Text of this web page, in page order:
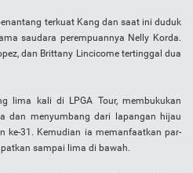
terkuat Kang dan saat ini duduk
saudara perempuannya Nelly Korda.
dan Brittany Lincicome tertinggal dua
lima kali di LPGA Tour, membukukan
dan menyumbang dari lapangan hijau
ke-31. Kemudian ia memanfaatkan par-
sampai lima di bawah.